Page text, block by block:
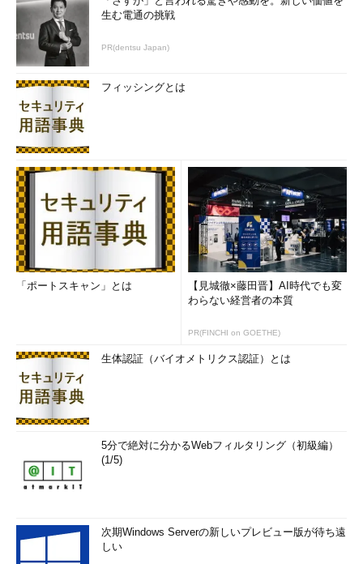
生む電通の挑戦
PR(dentsu Japan)
フィッシングとは
「ポートスキャン」とは
【見城徹×藤田晋】AI時代でも変
わらない経営者の本質
PR(FINCHI on GOETHE)
生体認証（バイオメトリクス認証）とは
5分で絶対に分かるWebフィルタリング（初級編）
(1/5)
次期Windows Serverの新しいプレビュー版が待ち遠
しい